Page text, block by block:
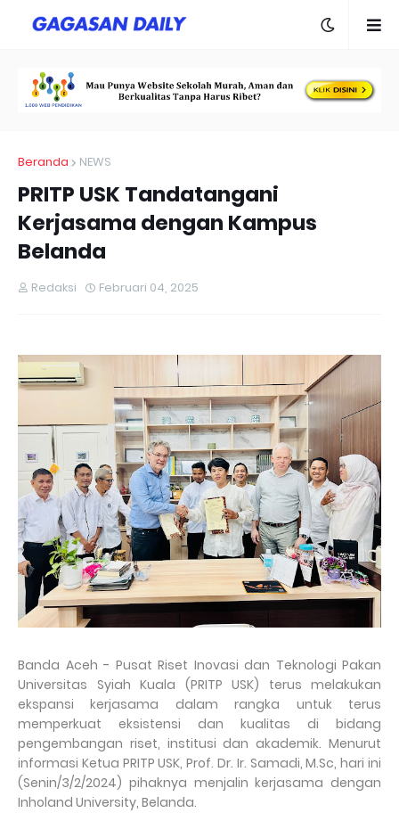
Beranda NEWS
PRITP USK Tandatangani
Kerjasama dengan Kampus
Belanda
Redaksi Februari 04, 2025
Banda Aceh - Pusat Riset Inovasi dan Teknologi Pakan
Universitas Syiah Kuala (PRITP USK) terus melakukan
ekspansi kerjasama dalam rangka untuk terus
memperkuat eksistensi dan kualitas di bidang
pengembangan riset, institusi dan akademik. Menurut
informasi Ketua PRITP USK, Prof. Dr. Ir. Samadi, M.Sc, hari ini
(Senin/3/2/2024) pihaknya menjalin kerjasama dengan
Inholand University, Belanda.